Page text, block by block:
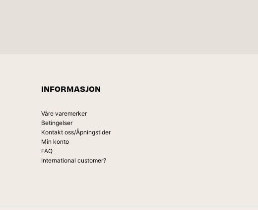
INFORMASJON
Våre varemerker
Betingelser
Kontakt oss/Åpningstider
Min konto
FAQ
International customer?